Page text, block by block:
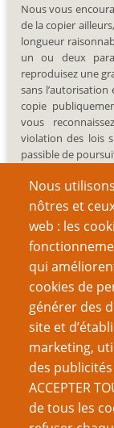
Nous
nôtres et
web : les
qui
cookies de
générer des
site et
marketing,
des
ACCEPTER
de tous les
Nous vous
de la copier
longueur
un ou deux
reproduisez une
sans
copie
vous
violation des lois
passible de
Recherche
Nom
Mot de passe